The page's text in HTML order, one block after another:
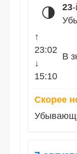
🌗 23
↑
23:02
↓
15:10
В
Скорее